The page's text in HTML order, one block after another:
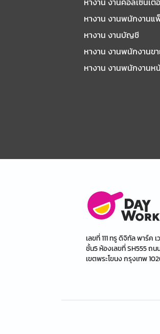
หางาน งานพนักงานแ
หางาน งานบัญชี
หางาน งานพนักงานข
หางาน งานพนักงานห
เลขที่ 111 ทรู ดิจิทัล พาร์ค
ชั้น5 ห้องเลขที่ SH555 ถ
เขตพระโขนง กรุงเทพ